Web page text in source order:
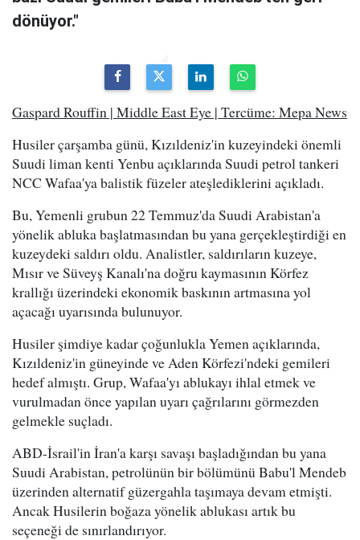
dönüyor."
Gaspard Rouffin | Middle East Eye | Tercüme: Mepa News
Husiler çarşamba günü, Kızıldeniz'in kuzeyindeki önemli
Suudi liman kenti Yenbu açıklarında Suudi petrol tankeri
NCC Wafaa'ya balistik füzeler ateşlediklerini açıkladı.
Bu, Yemenli grubun 22 Temmuz'da Suudi Arabistan'a
yönelik abluka başlatmasından bu yana gerçekleştirdiği en
kuzeydeki saldırı oldu. Analistler, saldırıların kuzeye,
Mısır ve Süveyş Kanalı'na doğru kaymasının Körfez
krallığı üzerindeki ekonomik baskının artmasına yol
açacağı uyarısında bulunuyor.
Husiler şimdiye kadar çoğunlukla Yemen açıklarında,
Kızıldeniz'in güneyinde ve Aden Körfezi'ndeki gemileri
hedef almıştı. Grup, Wafaa'yı ablukayı ihlal etmek ve
vurulmadan önce yapılan uyarı çağrılarını görmezden
gelmekle suçladı.
ABD-İsrail'in İran'a karşı savaşı başladığından bu yana
Suudi Arabistan, petrolünün bir bölümünü Babu'l Mendeb
üzerinden alternatif güzergahla taşımaya devam etmişti.
Ancak Husilerin boğaza yönelik ablukası artık bu
seçeneği de sınırlandırıyor.